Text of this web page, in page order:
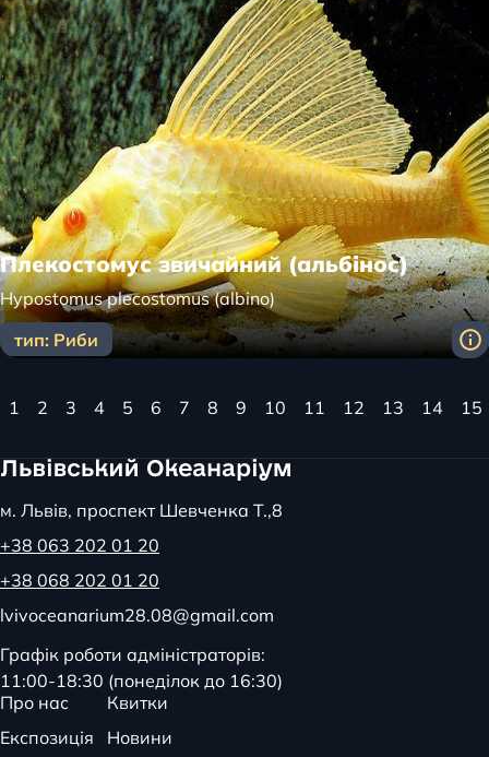
Плекостомус звичайний (альбінос)
Hypostomus plecostomus (albino)
тип: Риби
1 2 3 4 5 6 7 8 9 10 11 12 13 14 15
м. Львів, проспект Шевченка Т.,8
+38 063 202 01 20
+38 068 202 01 20
lvivoceanarium28.08@gmail.com
Графік роботи адміністраторів:
11:00-18:30 (понеділок до 16:30)
Про нас
Квитки
Експозиція
Новини